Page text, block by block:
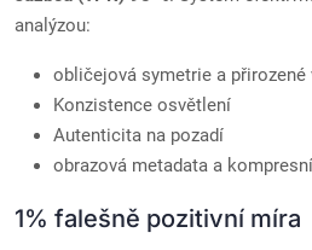
analýzou:
obličejová symetrie a přirozené
Konzistence osvětlení
Autenticita na pozadí
obrazová metadata a
1% falešně pozitivní míra